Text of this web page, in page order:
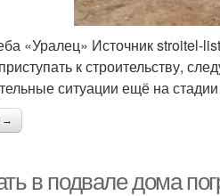
«Уралец» Источник stroitel-
к строительству,
ситуации ещё на
→
в подвале дома